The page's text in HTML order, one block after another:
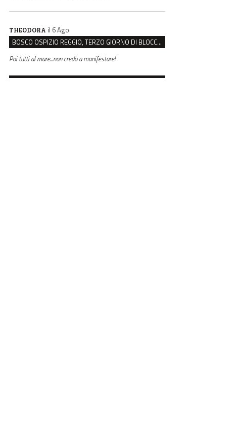
THEODORA il 6 Ago
BOSCO OSPIZIO REGGIO, TERZO GIORNO DI BLOCCO. IL COMITATO: “PRESIDIO FINO A VENERDÌ”
Poi tutti al mare...non credo a manifestare!